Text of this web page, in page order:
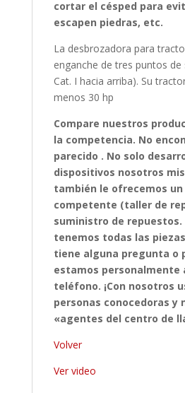
cortar el césped para
escapen piedras, etc.
La desbrozadora para
enganche de tres puntos
Cat. I hacia arriba). Su
menos 30 hp
Compare nuestros
la competencia. No
parecido . No solo
dispositivos nosotros
también le ofrecemos un
competente (taller de
suministro de
tenemos todas las
tiene alguna pregunta o
estamos personalmente
teléfono. ¡Con nosotros
personas conocedoras y
«agentes del centro de
Volver
Ver video